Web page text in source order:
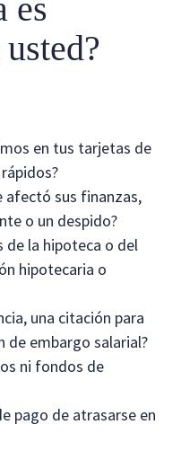
es
en tus tarjetas de
afectó sus finanzas,
o un despido?
de la hipoteca o del
hipotecaria o
una citación para
de embargo salarial?
ni fondos de
pago de atrasarse en